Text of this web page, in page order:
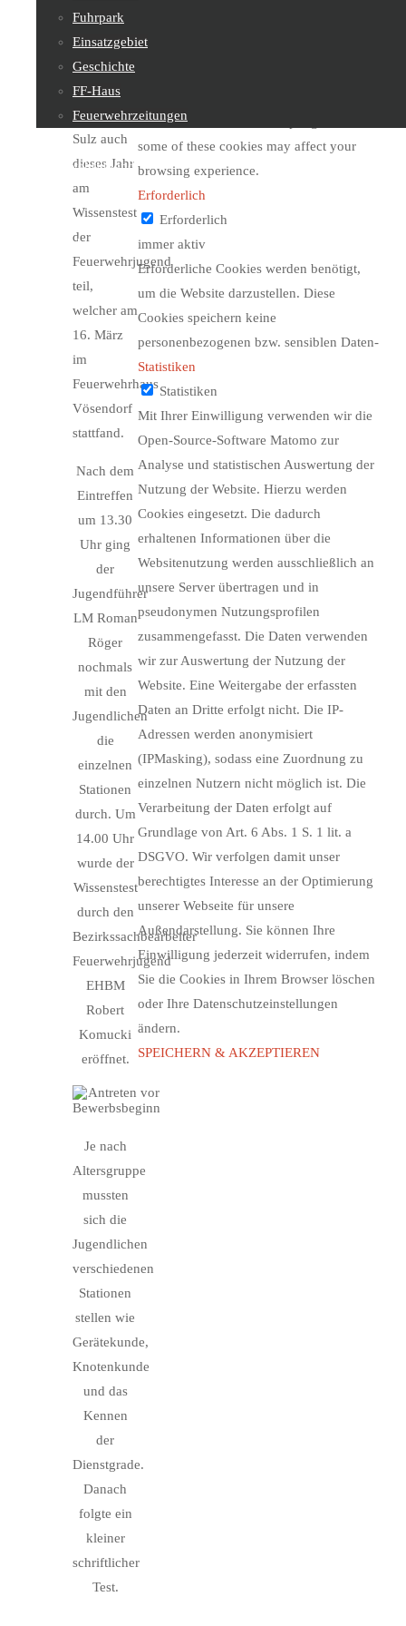
Fuhrpark
Einsatzgebiet
Geschichte
FF-Haus
Feuerwehrzeitungen
Feuerwehrjugend
Sachgebiete
Wie jedes
Jahr nahm
die
Feuerwehrjugend
Sulz auch
dieses Jahr
am
Wissenstest
der
Feuerwehrjugend
teil,
welcher am
16. März
im
Feuerwehrhaus
Vösendorf
stattfand.
Nach dem
Eintreffen
um 13.30
Uhr ging
der
Jugendführer
LM Roman
Röger
nochmals
mit den
Jugendlichen
die
einzelnen
Stationen
durch. Um
14.00 Uhr
wurde der
Wissenstest
durch den
Bezirkssachbearbeiter
Feuerwehrjugend
EHBM
Robert
Komucki
eröffnet.
Je nach
Altersgruppe
mussten
sich die
Jugendlichen
verschiedenen
Stationen
stellen wie
Gerätekunde,
Knotenkunde
und das
Kennen
der
Dienstgrade.
Danach
folgte ein
kleiner
schriftlicher
Test.
you use this website. These cookies will
out of these cookies. But opting out of
some of these cookies may affect your
browsing experience.
Erforderlich
Erforderlich
immer aktiv
Erforderliche Cookies werden benötigt,
um die Website darzustellen. Diese
Cookies speichern keine
personenbezogenen bzw. sensiblen Daten-
Statistiken
Statistiken
Mit Ihrer Einwilligung verwenden wir die
Open-Source-Software Matomo zur
Analyse und statistischen Auswertung der
Nutzung der Website. Hierzu werden
Cookies eingesetzt. Die dadurch
erhaltenen Informationen über die
Websitenutzung werden ausschließlich an
unsere Server übertragen und in
pseudonymen Nutzungsprofilen
zusammengefasst. Die Daten verwenden
wir zur Auswertung der Nutzung der
Website. Eine Weitergabe der erfassten
Daten an Dritte erfolgt nicht. Die IP-
Adressen werden anonymisiert
(IPMasking), sodass eine Zuordnung zu
einzelnen Nutzern nicht möglich ist. Die
Verarbeitung der Daten erfolgt auf
Grundlage von Art. 6 Abs. 1 S. 1 lit. a
DSGVO. Wir verfolgen damit unser
berechtigtes Interesse an der Optimierung
unserer Webseite für unsere
Außendarstellung. Sie können Ihre
Einwilligung jederzeit widerrufen, indem
Sie die Cookies in Ihrem Browser löschen
oder Ihre Datenschutzeinstellungen
ändern.
SPEICHERN & AKZEPTIEREN